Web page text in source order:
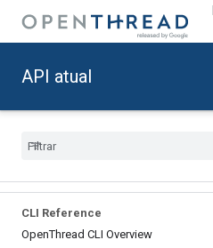
API atual
API Updates
CLI Reference
OpenThread CLI Overview